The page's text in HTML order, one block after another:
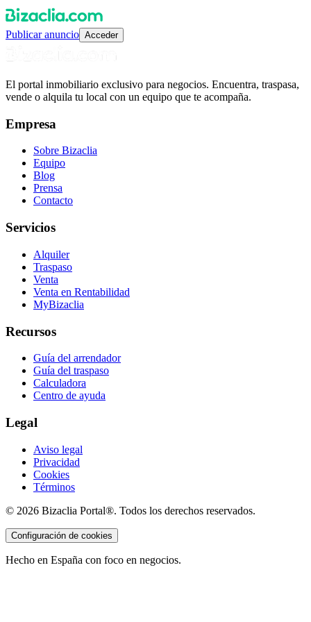
Publicar anuncio Acceder
El portal inmobiliario exclusivo para negocios. Encuentra, traspasa,
vende o alquila tu local con un equipo que te acompaña.
Empresa
Sobre Bizaclia
Equipo
Blog
Prensa
Contacto
Servicios
Alquiler
Traspaso
Venta
Venta en Rentabilidad
MyBizaclia
Recursos
Guía del arrendador
Guía del traspaso
Calculadora
Centro de ayuda
Legal
Aviso legal
Privacidad
Cookies
Términos
© 2026 Bizaclia Portal®. Todos los derechos reservados.
Configuración de cookies
Hecho en España con foco en negocios.